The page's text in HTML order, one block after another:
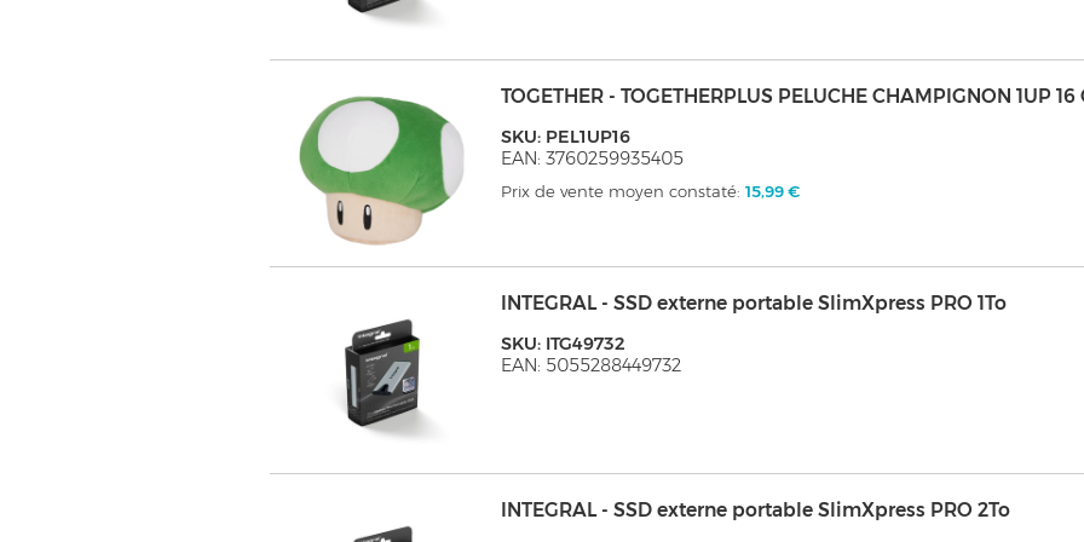
TOGETHER - TOGETHERPLUS PELUCHE CHAMPIGNON 1UP 16
SKU: PEL1UP16
EAN: 3760259935405
Prix de vente moyen constaté:15,99 €
INTEGRAL - SSD externe portable SlimXpress PRO 1To
SKU: ITG49732
EAN: 5055288449732
INTEGRAL - SSD externe portable SlimXpress PRO 2To